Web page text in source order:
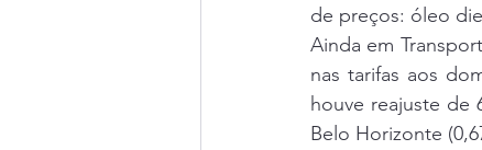
de preços: óleo
Ainda em
nas tarifas aos
houve reajuste de
Belo Horizonte